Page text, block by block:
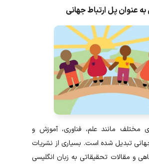
عنوان پل ارتباط جهانی
مختلف مانند علم، فناوری، آموزش و
تبدیل شده است. بسیاری از نشریات
و مقالات تحقیقاتی به زبان انگلیسی